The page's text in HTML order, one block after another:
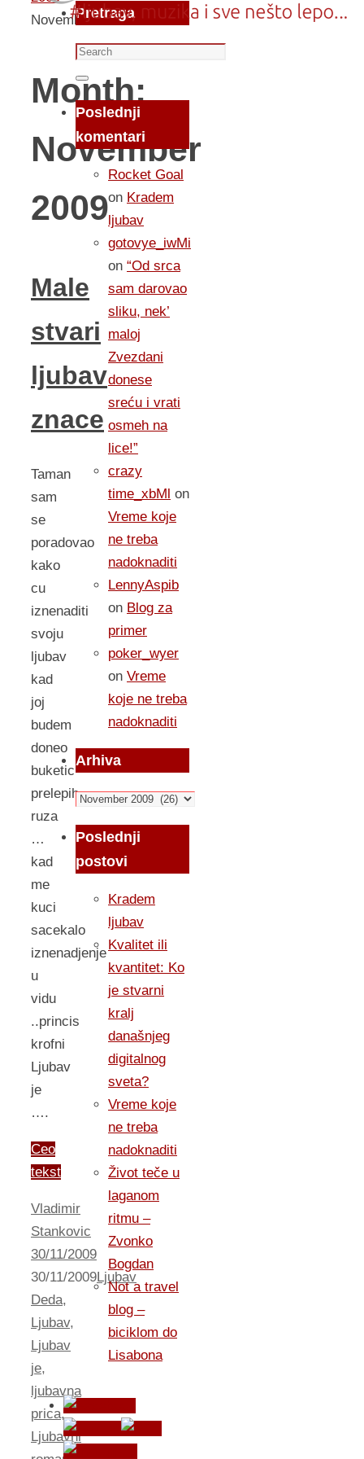
November
Month:
November
2009
Male
stvari
ljubav
znace
Taman
sam
se
poradovao
kako
cu
iznenaditi
svoju
ljubav
kad
joj
budem
doneo
buketic
prelepih
ruza
…
kad
me
kuci
sacekalo
iznenadjenje
u
vidu
..princis
krofni
Ljubav
je
….
Ceo
tekst
Vladimir
Stankovic
30/11/2009
30/11/2009Ljubav
Deda,
Ljubav,
Ljubav
je,
ljubavna
prica,
Ljubavni
Pretraga
Search
for:
Search
Poslednji
komentari
Rocket Goal
on Kradem
ljubav
gotovye_iwMi
on “Od srca
sam darovao
sliku, nek’
maloj
Zvezdani
donese
sreću i vrati
osmeh na
lice!”
crazy
time_xbMl on
Vreme koje
ne treba
nadoknaditi
LennyAspib
on Blog za
primer
poker_wyer
on Vreme
koje ne treba
nadoknaditi
Arhiva
Arhiva
Poslednji
postovi
Kradem
ljubav
Kvalitet ili
kvantitet: Ko
je stvarni
kralj
današnjeg
digitalnog
sveta?
Vreme koje
ne treba
nadoknaditi
Život teče u
laganom
ritmu –
Zvonko
Bogdan
Not a travel
blog –
biciklom do
Lisabona